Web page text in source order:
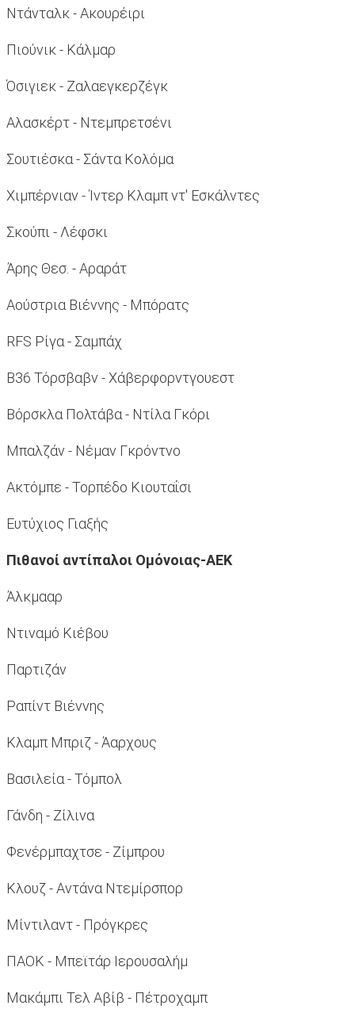
Ντάνταλκ - Ακουρέιρι
Πιούνικ - Κάλμαρ
Όσιγιεκ - Ζαλαεγκερζέγκ
Αλασκέρτ - Ντεμπρετσένι
Σουτιέσκα - Σάντα Κολόμα
Χιμπέρνιαν - Ίντερ Κλαμπ ντ' Εσκάλντες
Σκούπι - Λέφσκι
Άρης Θεσ. - Αραράτ
Αούστρια Βιέννης - Μπόρατς
RFS Ρίγα - Σαμπάχ
B36 Τόρσβαβν - Χάβερφορντγουεστ
Βόρσκλα Πολτάβα - Ντίλα Γκόρι
Μπαλζάν - Νέμαν Γκρόντνο
Ακτόμπε - Τορπέδο Κιουταΐσι
Ευτύχιος Γιαξής
Πιθανοί αντίπαλοι Ομόνοιας-ΑΕΚ
Άλκμααρ
Ντιναμό Κιέβου
Παρτιζάν
Ραπίντ Βιέννης
Κλαμπ Μπριζ - Άαρχους
Βασιλεία - Τόμπολ
Γάνδη - Ζίλινα
Φενέρμπαχτσε - Ζίμπρου
Κλουζ - Αντάνα Ντεμίρσπορ
Μίντιλαντ - Πρόγκρες
ΠΑΟΚ - Μπεϊτάρ Ιερουσαλήμ
Μακάμπι Τελ Αβίβ - Πέτροχαμπ